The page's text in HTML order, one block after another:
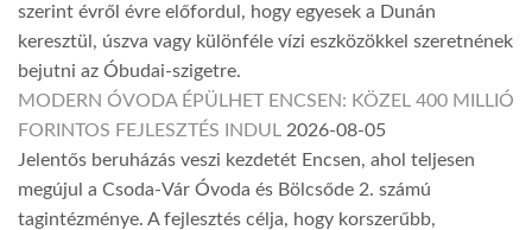
szerint évről évre előfordul, hogy egyesek a Dunán
keresztül, úszva vagy különféle vízi eszközökkel szeretnének
bejutni az Óbudai-szigetre.
MODERN ÓVODA ÉPÜLHET ENCSEN: KÖZEL 400 MILLIÓ
FORINTOS FEJLESZTÉS INDUL 2026-08-05
Jelentős beruházás veszi kezdetét Encsen, ahol teljesen
megújul a Csoda-Vár Óvoda és Bölcsőde 2. számú
tagintézménye. A fejlesztés célja, hogy korszerűbb,